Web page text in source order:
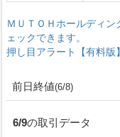
ＭＵＴＯＨホールディ
ェックできます。
押し目アラート【有料
前日終値(6/8)
6/9の取引データ